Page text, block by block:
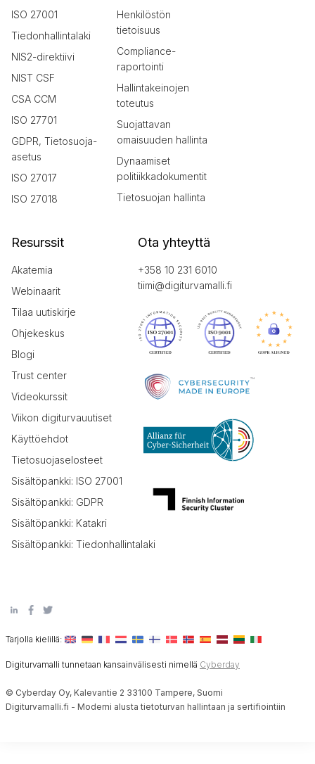
ISO 27001
Tiedonhallintalaki
NIS2-direktiivi
NIST CSF
CSA CCM
ISO 27701
GDPR, Tietosuoja-
asetus
ISO 27017
ISO 27018
Henkilöstön
tietoisuus
Compliance-
raportointi
Hallintakeinojen
toteutus
Suojattavan
omaisuuden hallinta
Dynaamiset
politiikkadokumentit
Tietosuojan hallinta
Resurssit
Akatemia
Webinaarit
Tilaa uutiskirje
Ohjekeskus
Blogi
Trust center
Videokurssit
Viikon digiturvauutiset
Käyttöehdot
Tietosuojaselosteet
Sisältöpankki: ISO 27001
Sisältöpankki: GDPR
Sisältöpankki: Katakri
Sisältöpankki: Tiedonhallintalaki
Ota yhteyttä
+358 10 231 6010
tiimi@digiturvamalli.fi
Tarjolla kielillä:
Digiturvamalli tunnetaan kansainvälisesti nimellä Cyberday
© Cyberday Oy, Kalevantie 2 33100 Tampere, Suomi
Digiturvamalli.fi - Moderni alusta tietoturvan hallintaan ja sertifiointiin